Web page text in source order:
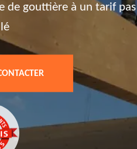
de gouttière à un tarif pas